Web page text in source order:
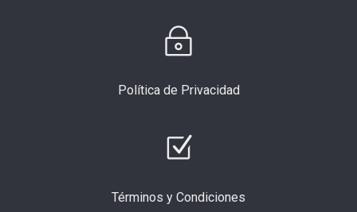
Política de Privacidad
Términos y Condiciones